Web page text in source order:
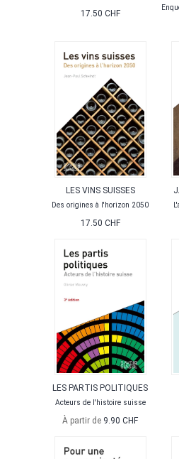
17.50 CHF
LES VINS SUISSES
Des origines à l'horizon 2050
17.50 CHF
LES PARTIS POLITIQUES
Acteurs de l'histoire suisse
À partir de 9.90 CHF